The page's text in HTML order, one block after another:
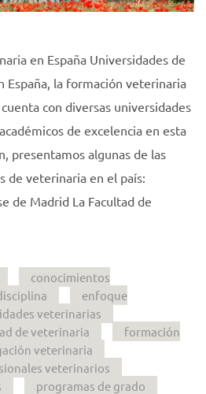
en España Universidades de
España, la formación veterinaria
con diversas universidades
de excelencia en esta
presentamos algunas de las
de veterinaria en el país:
de Madrid La Facultad de
conocimientos
enfoque
veterinarias
de veterinaria
formación
veterinaria
veterinarios
programas de grado